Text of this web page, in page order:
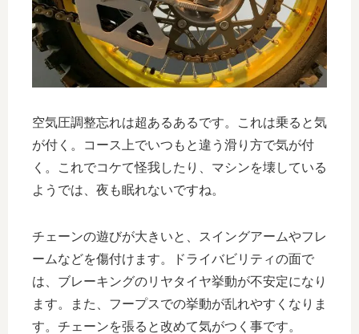
空気圧調整忘れは超あるあるです。これは乗ると気
が付く。コース上でいつもと違う滑り方で気が付
く。これでコケて怪我したり、マシンを壊している
ようでは、夜も眠れないですね。
チェーンの遊びが大きいと、スイングアームやフレ
ームなどを傷付けます。ドライバビリティの面で
は、ブレーキングのリヤタイヤ挙動が不安定になり
ます。また、フープスでの挙動が乱れやすくなりま
す。チェーンを張ると改めて気がつく事です。